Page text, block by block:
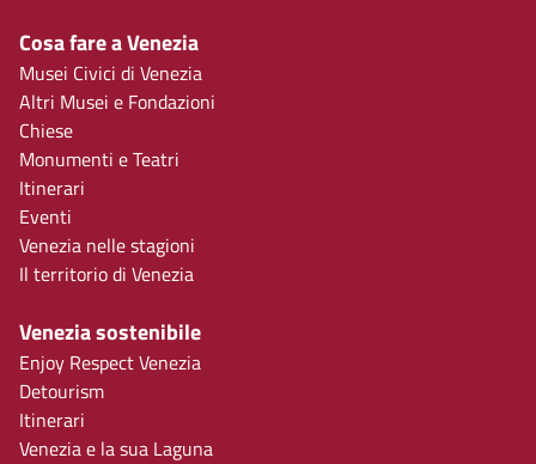
Cosa fare a Venezia
Musei Civici di Venezia
Altri Musei e Fondazioni
Chiese
Monumenti e Teatri
Itinerari
Eventi
Venezia nelle stagioni
Il territorio di Venezia
Venezia sostenibile
Enjoy Respect Venezia
Detourism
Itinerari
Venezia e la sua Laguna